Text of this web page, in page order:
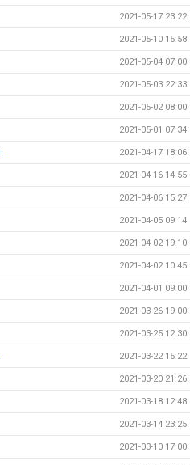
2021-05-17 23:22
2021-05-10 15:58
2021-05-04 07:00
2021-05-03 22:33
2021-05-02 08:00
2021-05-01 07:34
2021-04-17 18:06
2021-04-16 14:55
2021-04-06 15:27
2021-04-05 09:14
2021-04-02 19:10
2021-04-02 10:45
2021-04-01 09:00
2021-03-26 19:00
2021-03-25 12:30
2021-03-22 15:22
2021-03-20 21:26
2021-03-18 12:48
2021-03-14 23:25
2021-03-10 17:00